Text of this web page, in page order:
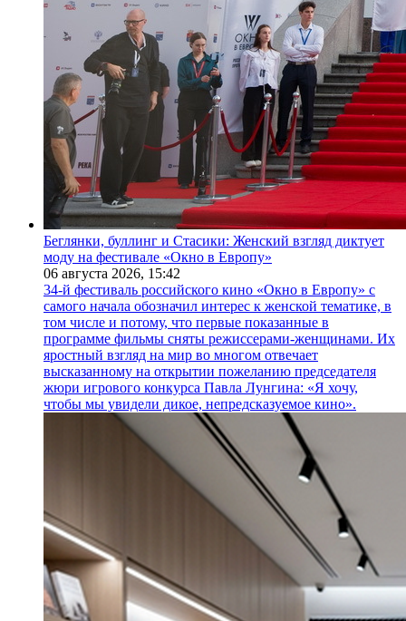
Беглянки, буллинг и Стасики: Женский взгляд диктует
моду на фестивале «Окно в Европу»
06 августа 2026, 15:42
34-й фестиваль российского кино «Окно в Европу» с
самого начала обозначил интерес к женской тематике, в
том числе и потому, что первые показанные в
программе фильмы сняты режиссерами-женщинами. Их
яростный взгляд на мир во многом отвечает
высказанному на открытии пожеланию председателя
жюри игрового конкурса Павла Лунгина: «Я хочу,
чтобы мы увидели дикое, непредсказуемое кино».